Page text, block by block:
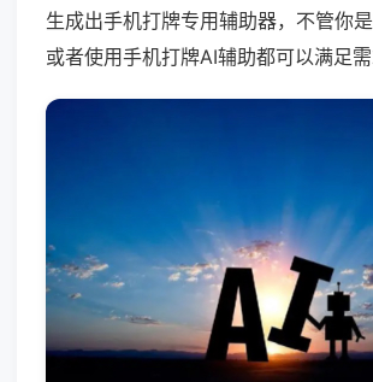
生成出手机打牌专用辅助器，不管你
或者使用手机打牌AI辅助都可以满足需